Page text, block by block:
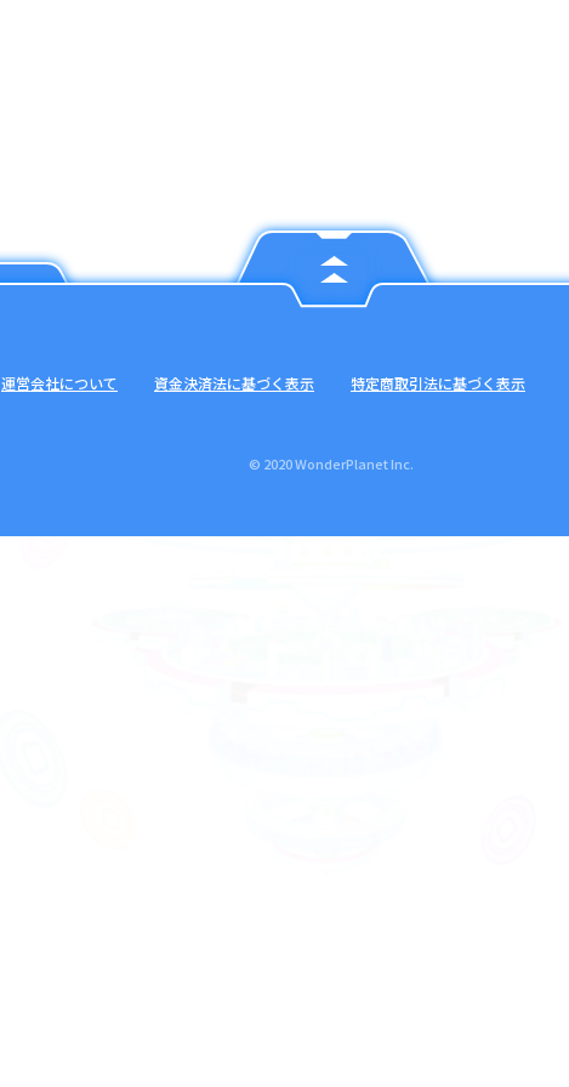
運営会社について 資金決済法に基づく表示 特定商取引法に基づく表示
© 2020 WonderPlanet Inc.